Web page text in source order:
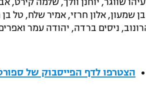
בן שמעון, אלון חרזי, אמיר שלח, טל
ניסים ברדה, יהודה עמר
הצטרפו לדף הפייסבוק של